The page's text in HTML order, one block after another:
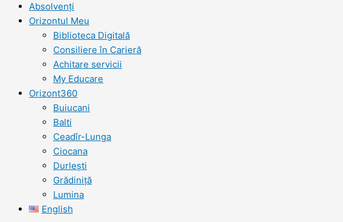
Absolvenți
Orizontul Meu
Biblioteca Digitală
Consiliere în Carieră
Achitare servicii
My Educare
Orizont360
Buiucani
Balti
Ceadîr-Lunga
Ciocana
Durlești
Grădiniță
Lumina
English